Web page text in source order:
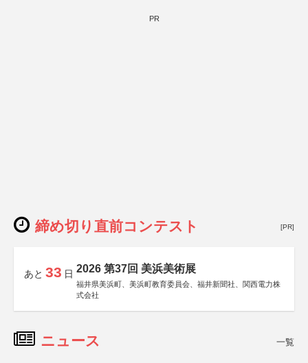
PR
締め切り直前コンテスト [PR]
あと 33 日 2026 第37回 美浜美術展
福井県美浜町、美浜町教育委員会、福井新聞社、関西電力株
式会社
ニュース 一覧